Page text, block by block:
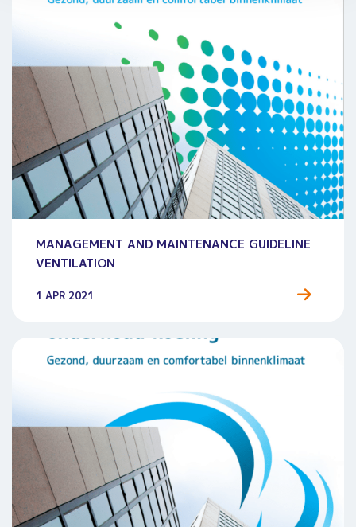
MANAGEMENT AND MAINTENANCE GUIDELINE
VENTILATION
1 APR 2021